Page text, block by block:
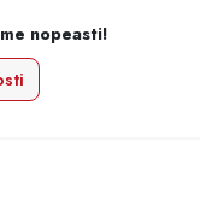
nopeasti!